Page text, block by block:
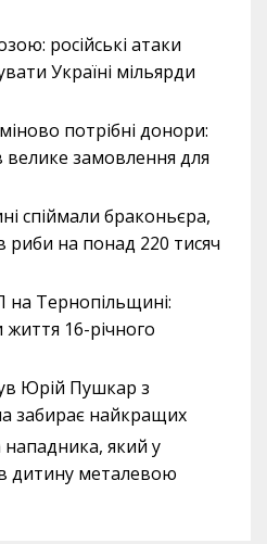
російські атаки
Україні мільярди
потрібні донори:
замовлення для
спіймали браконьєра,
риби на понад 220 тисяч
Тернопільщині:
16-річного
Юрій Пушкар з
забирає найкращих
нападника, який у
дитину металевою